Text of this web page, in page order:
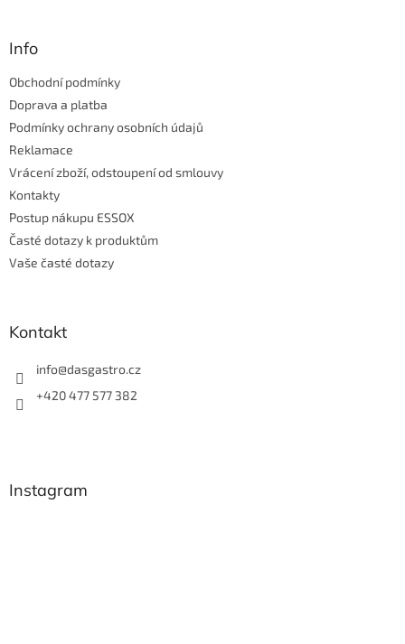
Info
Obchodní podmínky
Doprava a platba
Podmínky ochrany osobních údajů
Reklamace
Vrácení zboží, odstoupení od smlouvy
Kontakty
Postup nákupu ESSOX
Časté dotazy k produktům
Vaše časté dotazy
Kontakt
info@dasgastro.cz
+420 477 577 382
Instagram